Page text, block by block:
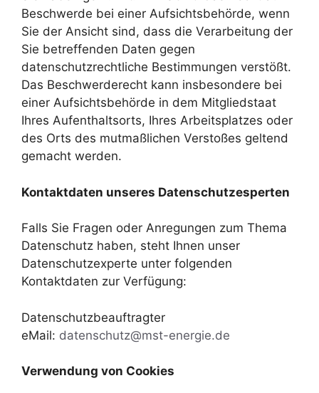
Beschwerde bei einer Aufsichtsbehörde, wenn
Sie der Ansicht sind, dass die Verarbeitung der
Sie betreffenden Daten gegen
datenschutzrechtliche Bestimmungen verstößt.
Das Beschwerderecht kann insbesondere bei
einer Aufsichtsbehörde in dem Mitgliedstaat
Ihres Aufenthaltsorts, Ihres Arbeitsplatzes oder
des Orts des mutmaßlichen Verstoßes geltend
gemacht werden.
Kontaktdaten unseres Datenschutzesperten
Falls Sie Fragen oder Anregungen zum Thema
Datenschutz haben, steht Ihnen unser
Datenschutzexperte unter folgenden
Kontaktdaten zur Verfügung:
Datenschutzbeauftragter
eMail: datenschutz@mst-energie.de
Verwendung von Cookies